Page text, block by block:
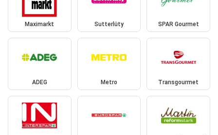
Maximarkt Sutterlüty SPAR Gourmet
ADEG Metro Transgourmet